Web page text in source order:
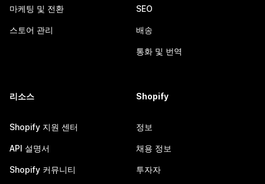
마케팅 및 전환
스토어 관리
SEO
배송
통화 및 번역
리소스
Shopify 지원 센터
API 설명서
Shopify 커뮤니티
Shopify
정보
채용 정보
투자자